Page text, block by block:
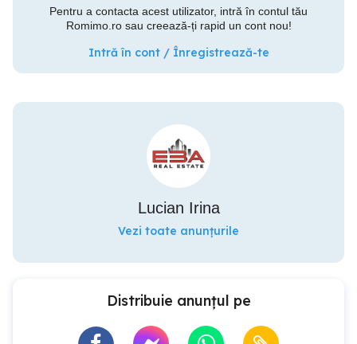
Pentru a contacta acest utilizator, intră în contul tău
Romimo.ro sau creează-ți rapid un cont nou!
Intră în cont / Înregistrează-te
Lucian Irina
Vezi toate anunțurile
Distribuie anunțul pe